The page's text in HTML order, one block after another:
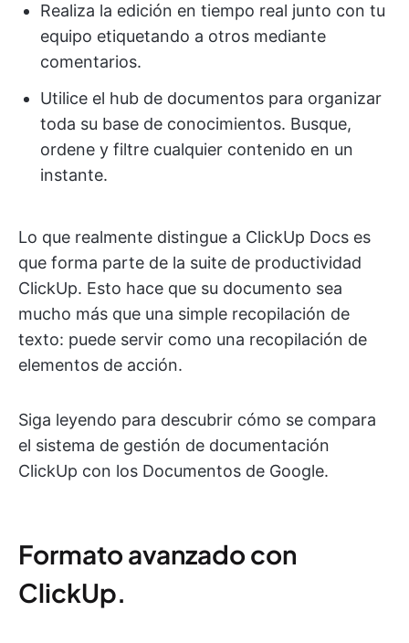
Realiza la edición en tiempo real junto con tu
equipo etiquetando a otros mediante
comentarios.
Utilice el hub de documentos para organizar
toda su base de conocimientos. Busque,
ordene y filtre cualquier contenido en un
instante.
Lo que realmente distingue a ClickUp Docs es
que forma parte de la suite de productividad
ClickUp. Esto hace que su documento sea
mucho más que una simple recopilación de
texto: puede servir como una recopilación de
elementos de acción.
Siga leyendo para descubrir cómo se compara
el sistema de gestión de documentación
ClickUp con los Documentos de Google.
Formato avanzado con
ClickUp.